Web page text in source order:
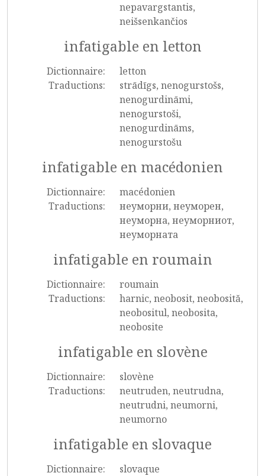
nepavargstantis,
neišsenkančios
infatigable en letton
Dictionnaire:
letton
Traductions:
strādīgs, nenogurstošs,
nenogurdināmi,
nenogurstoši,
nenogurdināms,
nenogurstošu
infatigable en macédonien
Dictionnaire:
macédonien
Traductions:
неуморни, неуморен,
неуморна, неуморниот,
неуморната
infatigable en roumain
Dictionnaire:
roumain
Traductions:
harnic, neobosit, neobosită,
neobositul, neobosita,
neobosite
infatigable en slovène
Dictionnaire:
slovène
Traductions:
neutruden, neutrudna,
neutrudni, neumorni,
neumorno
infatigable en slovaque
Dictionnaire:
slovaque